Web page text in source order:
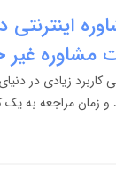
اینترنتی
مشاوره
کاربرد زیادی در
و زمان مراجعه به یک